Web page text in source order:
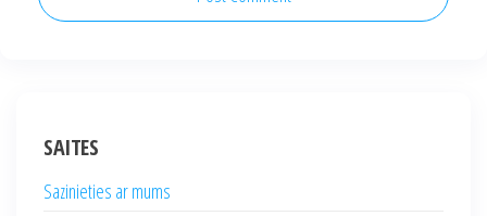
SAITES
Sazinieties ar mums